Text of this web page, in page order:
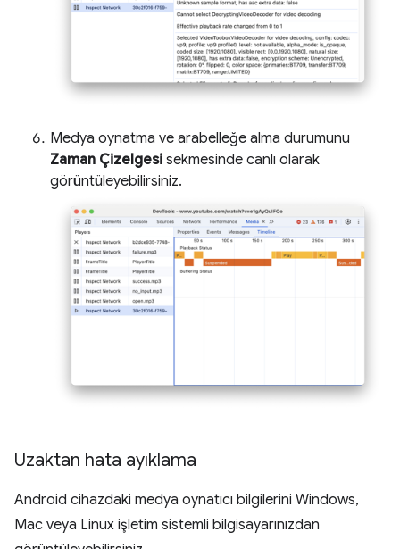
Medya oynatma ve arabelleğe alma durumunu
Zaman Çizelgesi sekmesinde canlı olarak
görüntüleyebilirsiniz.
Uzaktan hata ayıklama
Android cihazdaki medya oynatıcı bilgilerini Windows,
Mac veya Linux işletim sistemli bilgisayarınızdan